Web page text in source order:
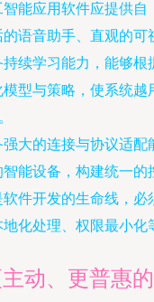
智能应用软件应提供自
语音助手、直观的可
续学习能力，能够根
型与策略，使系统越
强大的连接与协议适配
能设备，构建统一的
件开发的生命线，必
化处理、权限最小化
动、更普惠的